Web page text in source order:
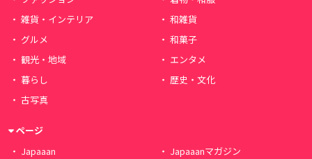
雑貨・インテリア
和雑貨
グルメ
和菓子
観光・地域
エンタメ
暮らし
歴史・文化
古写真
ページ
Japaaan
Japaaanマガジン